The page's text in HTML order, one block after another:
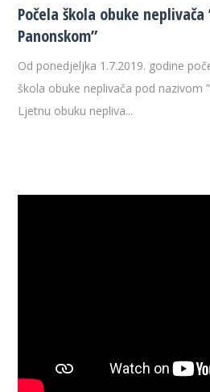
Počela škola obuke
Panonskom”
Od ponedjeljka 1.7.2019. godine
škola obuke neplivača pod nazivom
Ljetnu obuku nepliva...